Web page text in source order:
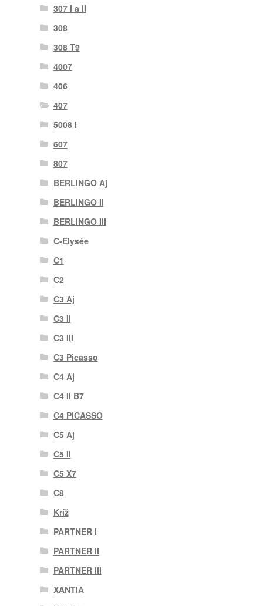
307 I a II
308
308 T9
4007
406
407
5008 I
607
807
BERLINGO Aj
BERLINGO II
BERLINGO III
C-Elysée
C1
C2
C3 Aj
C3 II
C3 III
C3 Picasso
C4 Aj
C4 II B7
C4 PICASSO
C5 Aj
C5 II
C5 X7
C8
Kríž
PARTNER I
PARTNER II
PARTNER III
XANTIA